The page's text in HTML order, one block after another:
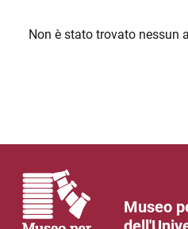
Non è stato trovato nessun
Museo